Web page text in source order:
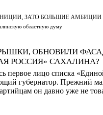
ЗАТО БОЛЬШИЕ АМБИЦИИ
областную думу
ОБНОВИЛИ
РОССИЯ» САХАЛИНА?
первое лицо списка
губернатор. Прежний
он давно уже не